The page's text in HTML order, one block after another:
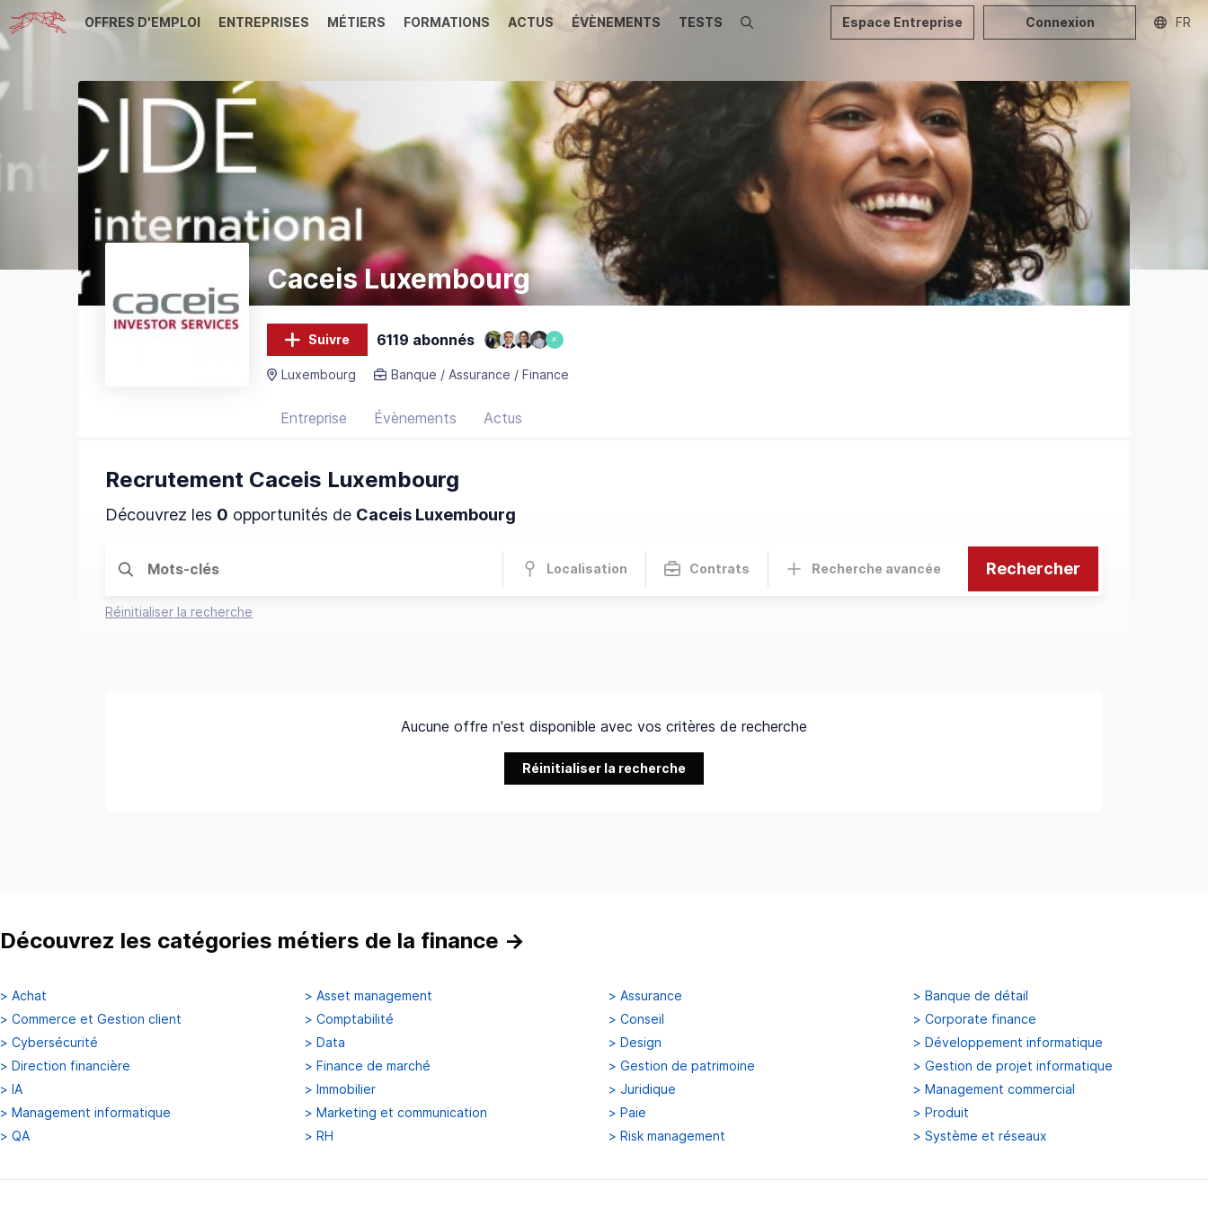
OFFRES D'EMPLOI ENTREPRISES MÉTIERS FORMATIONS ACTUS ÉVÈNEMENTS TESTS Recherche Espace Entreprise Connexion FR
Caceis Luxembourg
Suivre 6119 abonnés JK
Luxembourg Banque / Assurance / Finance
Entreprise Évènements Actus
Recrutement Caceis Luxembourg
Découvrez les 0 opportunités de Caceis Luxembourg
Localisation Contrats Recherche avancée Rechercher
Réinitialiser la recherche
Aucune offre n'est disponible avec vos critères de recherche
Réinitialiser la recherche
Découvrez les catégories métiers de la finance →
> Achat > Asset management > Assurance > Banque de détail
> Commerce et Gestion client > Comptabilité > Conseil > Corporate finance
> Cybersécurité > Data > Design > Développement informatique
> Direction financière > Finance de marché > Gestion de patrimoine > Gestion de projet informatique
> IA > Immobilier > Juridique > Management commercial
> Management informatique > Marketing et communication > Paie > Produit
> QA > RH > Risk management > Système et réseaux